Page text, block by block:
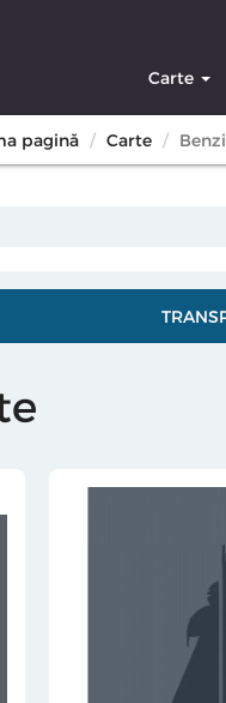
Carte
pagină Carte